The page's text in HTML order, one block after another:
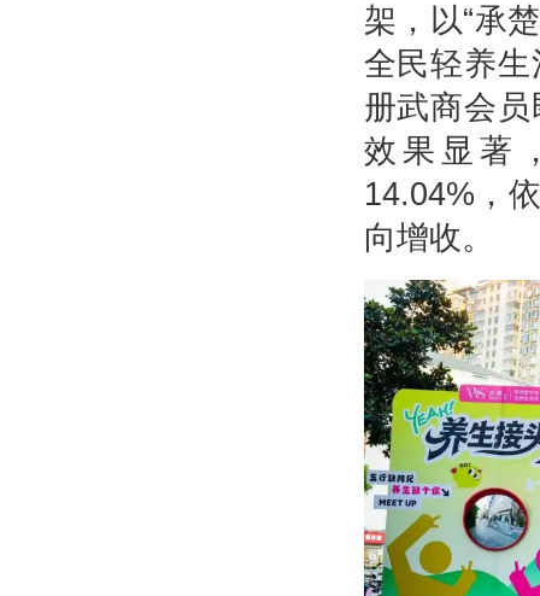
架，以“承
全民轻养
册武商会
效果显著
14.04%，
向增收。